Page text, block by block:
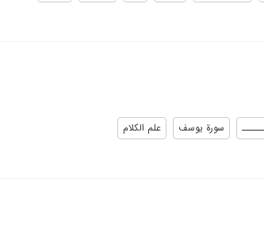
سورة یوسف علم الکلام